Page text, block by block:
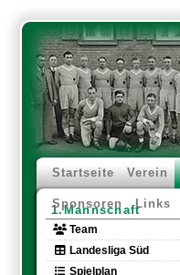
Startseite Verein
Sponsoren Links
1.Mannschaft
Team
Landesliga Süd
Spielplan